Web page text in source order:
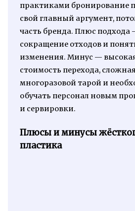
практиками бронирование
свой главный аргумент,
часть бренда. Плюс подхода
сокращение отходов и
изменения. Минус —
стоимость перехода,
многоразовой тарой и
обучать персонал новым
и сервировки.
Плюсы и минусы
пластика